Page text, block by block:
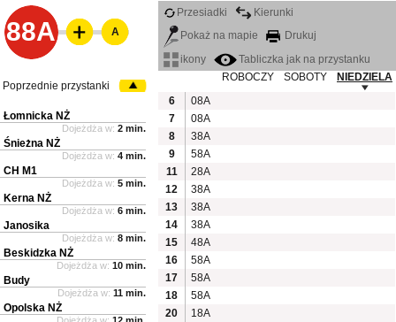
88A
Przesiadki
Kierunki
Pokaż na mapie
Drukuj
ikony
Tabliczka jak na przystanku
ROBOCZY
SOBOTY
NIEDZIELA
6
08A
7
08A
8
38A
9
58A
11
28A
12
38A
13
38A
14
38A
15
48A
16
58A
17
58A
18
58A
20
18A
A
Poprzednie przystanki
Łomnicka NŻ
Dojeżdża w: 2 min.
Śnieżna NŻ
Dojeżdża w: 4 min.
CH M1
Dojeżdża w: 5 min.
Kerna NŻ
Dojeżdża w: 6 min.
Janosika
Dojeżdża w: 8 min.
Beskidzka NŻ
Dojeżdża w: 10 min.
Budy
Dojeżdża w: 11 min.
Opolska NŻ